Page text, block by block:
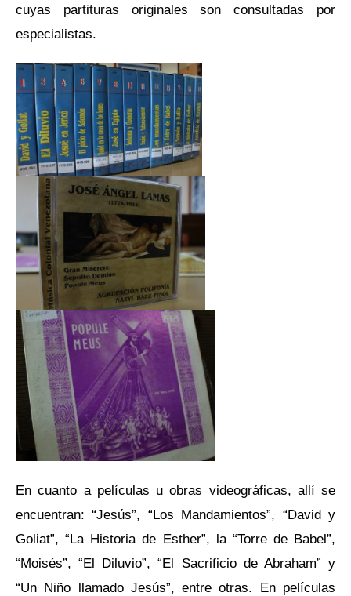
cuyas partituras originales son consultadas por
especialistas.
En cuanto a películas u obras videográficas, allí se
encuentran: “Jesús”, “Los Mandamientos”, “David y
Goliat”, “La Historia de Esther”, la “Torre de Babel”,
“Moisés”, “El Diluvio”, “El Sacrificio de Abraham” y
“Un Niño llamado Jesús”, entre otras. En películas